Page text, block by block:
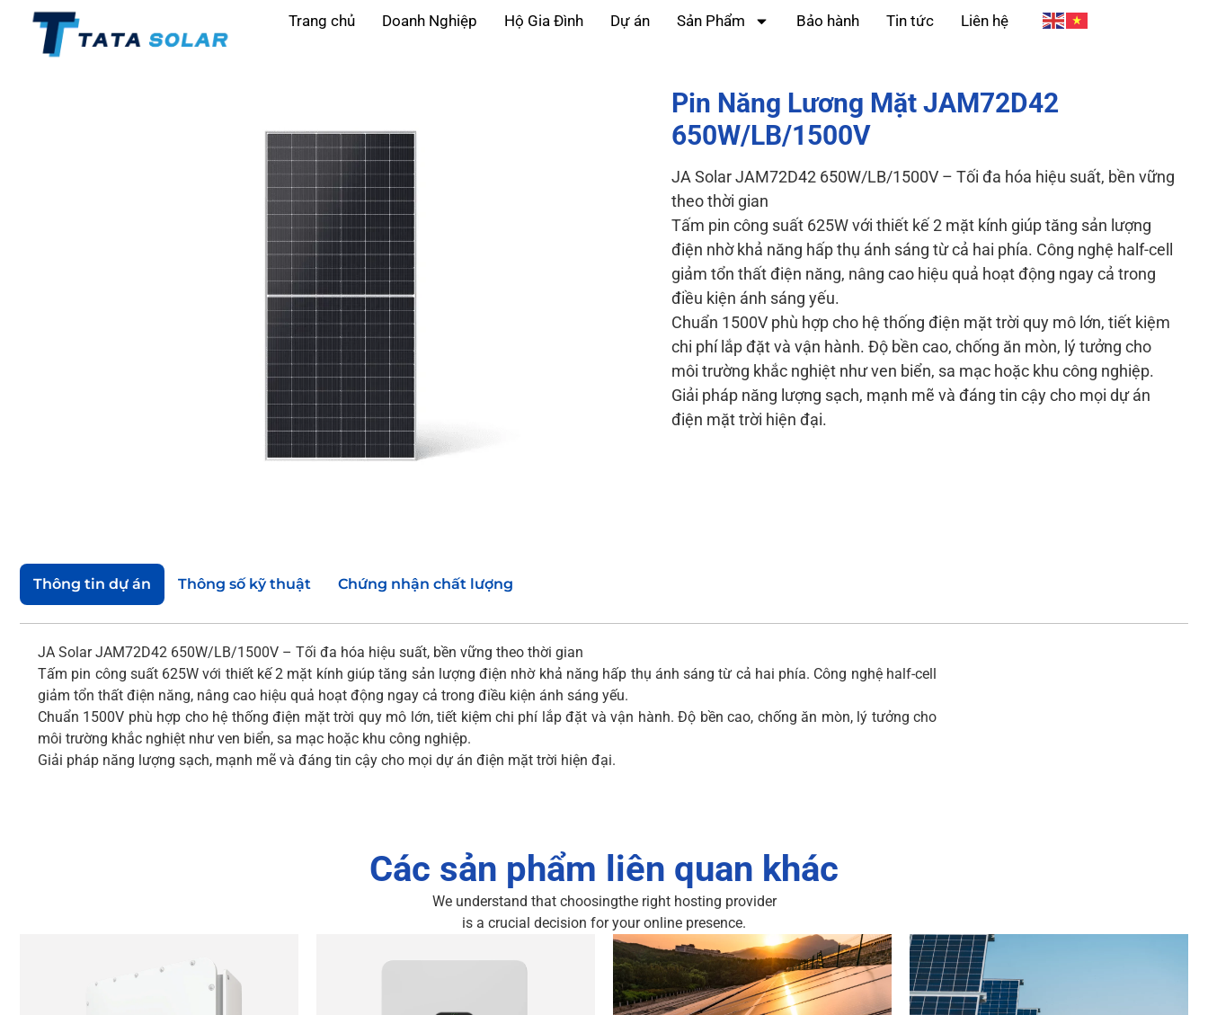
Trang chủ Doanh Nghiệp Hộ Gia Đình Dự án Sản Phẩm Bảo hành Tin tức Liên hệ
Pin Năng Lương Mặt JAM72D42
650W/LB/1500V
JA Solar JAM72D42 650W/LB/1500V – Tối đa hóa hiệu suất, bền vững
theo thời gian
Tấm pin công suất 625W với thiết kế 2 mặt kính giúp tăng sản lượng
điện nhờ khả năng hấp thụ ánh sáng từ cả hai phía. Công nghệ half-cell
giảm tổn thất điện năng, nâng cao hiệu quả hoạt động ngay cả trong
điều kiện ánh sáng yếu.
Chuẩn 1500V phù hợp cho hệ thống điện mặt trời quy mô lớn, tiết kiệm
chi phí lắp đặt và vận hành. Độ bền cao, chống ăn mòn, lý tưởng cho
môi trường khắc nghiệt như ven biển, sa mạc hoặc khu công nghiệp.
Giải pháp năng lượng sạch, mạnh mẽ và đáng tin cậy cho mọi dự án
điện mặt trời hiện đại.
Thông tin dự án Thông số kỹ thuật Chứng nhận chất lượng
JA Solar JAM72D42 650W/LB/1500V – Tối đa hóa hiệu suất, bền vững theo thời gian
Tấm pin công suất 625W với thiết kế 2 mặt kính giúp tăng sản lượng điện nhờ khả năng hấp thụ ánh sáng từ cả hai phía. Công nghệ half-cell
giảm tổn thất điện năng, nâng cao hiệu quả hoạt động ngay cả trong điều kiện ánh sáng yếu.
Chuẩn 1500V phù hợp cho hệ thống điện mặt trời quy mô lớn, tiết kiệm chi phí lắp đặt và vận hành. Độ bền cao, chống ăn mòn, lý tưởng cho
môi trường khắc nghiệt như ven biển, sa mạc hoặc khu công nghiệp.
Giải pháp năng lượng sạch, mạnh mẽ và đáng tin cậy cho mọi dự án điện mặt trời hiện đại.
Các sản phẩm liên quan khác
We understand that choosingthe right hosting provider
is a crucial decision for your online presence.